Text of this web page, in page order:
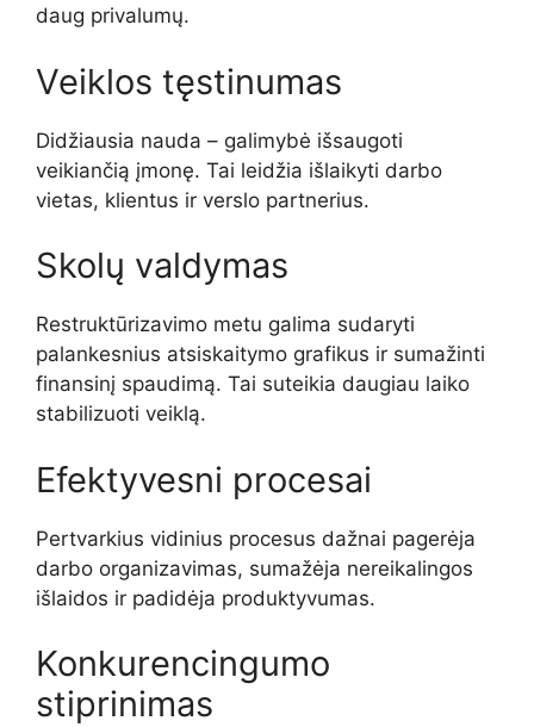
daug privalumų.
Veiklos tęstinumas
Didžiausia nauda – galimybė išsaugoti
veikiančią įmonę. Tai leidžia išlaikyti darbo
vietas, klientus ir verslo partnerius.
Skolų valdymas
Restruktūrizavimo metu galima sudaryti
palankesnius atsiskaitymo grafikus ir sumažinti
finansinį spaudimą. Tai suteikia daugiau laiko
stabilizuoti veiklą.
Efektyvesni procesai
Pertvarkius vidinius procesus dažnai pagerėja
darbo organizavimas, sumažėja nereikalingos
išlaidos ir padidėja produktyvumas.
Konkurencingumo
stiprinimas